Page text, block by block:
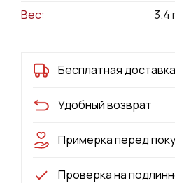
Вес:
3.4
Бесплатная доставка
Удобный возврат
Примерка перед
Проверка на